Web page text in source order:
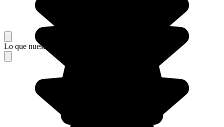
Lo que nuestros viajeros piensan de su estancia